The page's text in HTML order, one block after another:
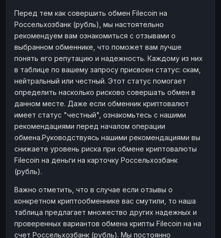
Перед тем как совершить обмен Filecoin на
Россельхозбанк (рубль), мы настоятельно
рекомендуем вам ознакомиться с отзывами о
выбранном обменнике, что поможет вам лучше
понять его репутацию и надежность. Каждому из них
в таблице по вашему запросу присвоен статус: скам,
нейтральный или честный. Этот статус помогает
определить насколько рисково совершать обмен в
данном месте. Даже если обменник криптовалют
имеет статус "честный", ознакомьтесь с нашими
рекомендациями перед началом операции
обмена.Руководствуясь нашими рекомендациями вы
снижаете уровень риска при обмене криптовалюты
Filecoin на деньги на карточку Россельхозбанк
(рубль).
Важно отметить, что в случае если отзывы о
конкретном криптообменнике вас смутили, то наша
таблица предлагает множество других надежных и
проверенных вариантов обмена крипты Filecoin на на
счет Россельхозбанк (рубль). Мы постоянно